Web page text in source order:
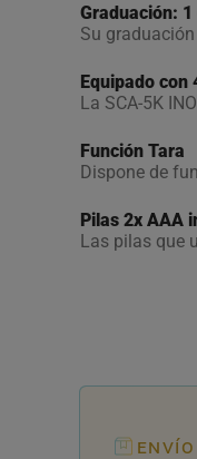
Graduación: 1
Su
Equipado con
La SCA-5K
Función Tara
Dispone de
Pilas 2x AAA
Las pilas que